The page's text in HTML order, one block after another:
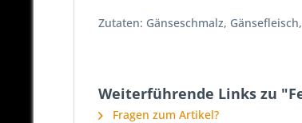
Zutaten: Gänseschmalz,
Weiterführende Links zu
Fragen zum Artikel?